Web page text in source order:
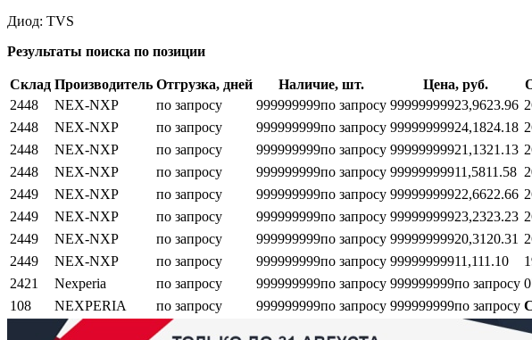
Диод: TVS
Результаты поиска по позиции
Склад Производитель Отгрузка, дней Наличие, шт. Цена, руб.
2448
NEX-NXP по запросу 999999999по запросу 99999999923,9623.96
2448 NEX-NXP по запросу 999999999по запросу 99999999924,1824.18
2448 NEX-NXP по запросу 999999999по запросу 99999999921,1321.13
2448 NEX-NXP по запросу 999999999по запросу 99999999911,5811.58
2449 NEX-NXP по запросу 999999999по запросу 99999999922,6622.66
2449 NEX-NXP по запросу 999999999по запросу 99999999923,2323.23
2449 NEX-NXP по запросу 999999999по запросу 99999999920,31 20.31
2449 NEX-NXP по запросу 999999999по запросу 99999999911,111.10
2421 Nexperia по запросу 999999999по запросу 999999999по запросу
108 NEXPERIA по запросу 999999999по запросу 999999999по запросу